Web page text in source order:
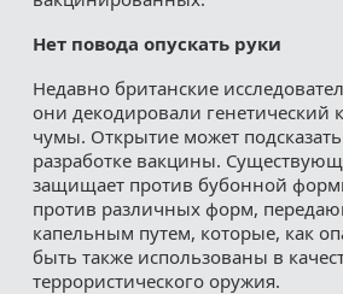
Нет повода опускать руки
Недавно британские
они декодировали генетический
чумы. Открытие может
разработке вакцины.
защищает против бубонной
против различных форм,
капельным путем, которые, как
быть также использованы в
террористического оружия.